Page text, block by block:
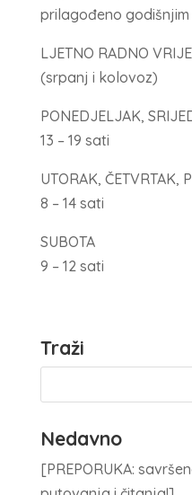
prilagođeno godišnjim
LJETNO RADNO
(srpanj i kolovoz)
PONEDJELJAK,
13 – 19 sati
UTORAK, ČETVRTAK,
8 – 14 sati
SUBOTA
9 – 12 sati
Traži
Nedavno
[PREPORUKA: